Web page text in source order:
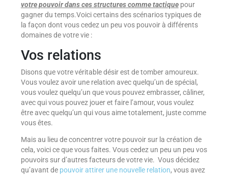
votre pouvoir dans ces structures comme tactiquepour
gagner du temps.Voici certains des scénarios typiques de
la façon dont vous cedez un peu vos pouvoir à différents
domaines de votre vie :
Vos relations
Disons que votre véritable désir est de tomber amoureux.
Vous voulez avoir une relation avec quelqu’un de spécial,
vous voulez quelqu’un que vous pouvez embrasser, câliner,
avec qui vous pouvez jouer et faire l’amour, vous voulez
être avec quelqu’un qui vous aime totalement, juste comme
vous êtes.
Mais au lieu de concentrer votre pouvoir sur la création de
cela, voici ce que vous faites. Vous cedez un peu un peu vos
pouvoirs sur d’autres facteurs de votre vie. Vous décidez
qu’avant de pouvoir attirer une nouvelle relation, vous avez